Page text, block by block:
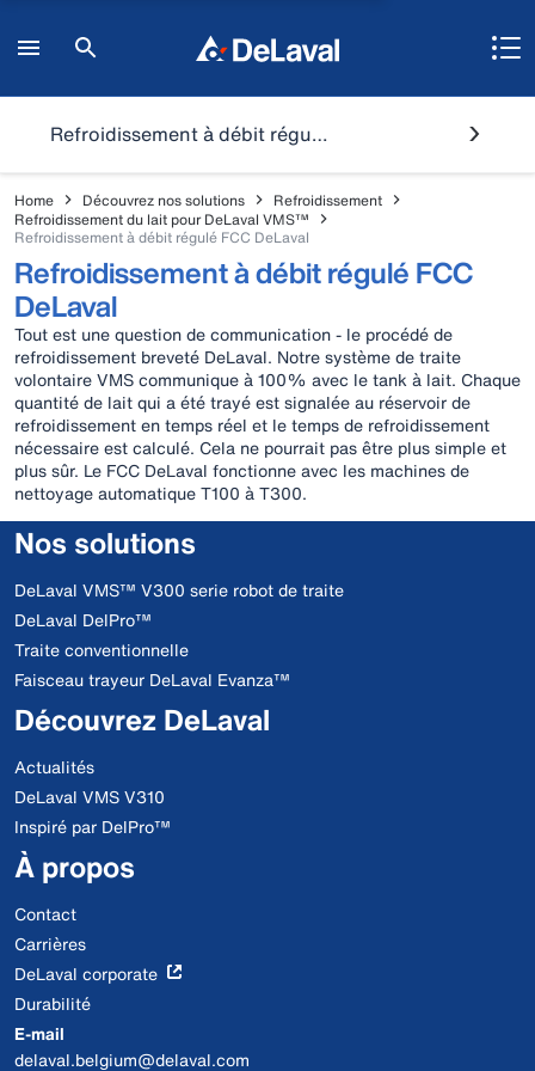
Refroidissement à débit régulé FCC DeLaval
Home Découvrez nos solutions
Refroidissement
Refroidissement du lait pour DeLaval VMS™
Refroidissement à débit régulé FCC DeLaval
Refroidissement à débit régulé FCC
DeLaval
Tout est une question de communication - le procédé de
refroidissement breveté DeLaval. Notre système de traite
volontaire VMS communique à 100% avec le tank à lait. Chaque
quantité de lait qui a été trayé est signalée au réservoir de
refroidissement en temps réel et le temps de refroidissement
nécessaire est calculé. Cela ne pourrait pas être plus simple et
plus sûr. Le FCC DeLaval fonctionne avec les machines de
nettoyage automatique T100 à T300.
Nos solutions
DeLaval VMS™ V300 serie robot de traite
DeLaval DelPro™
Traite conventionnelle
Faisceau trayeur DeLaval Evanza™
Découvrez DeLaval
Actualités
DeLaval VMS V310
Inspiré par DelPro™
À propos
Contact
Carrières
DeLaval corporate
Durabilité
E-mail
delaval.belgium@delaval.com